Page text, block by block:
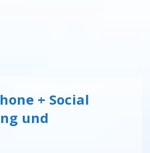
+ Social
und